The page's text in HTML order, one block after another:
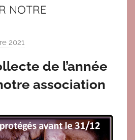
Drancy du
?
NOTRE
2021
r
B
g
i
de l’année
association